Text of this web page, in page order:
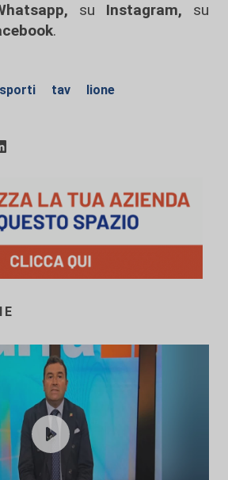
su Instagram, su
.
tav lione